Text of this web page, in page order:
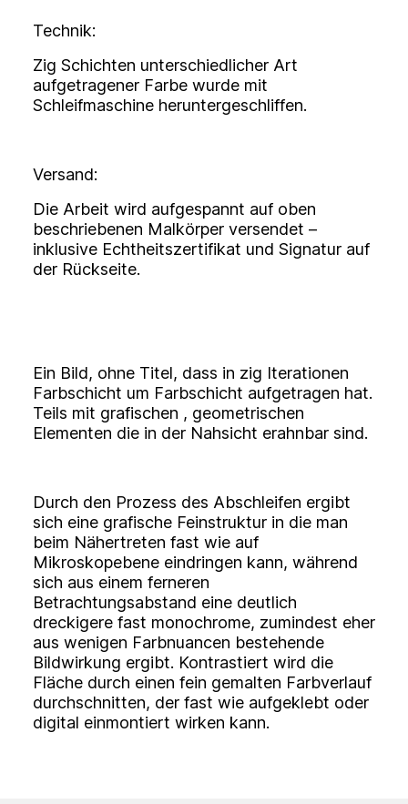
Technik:
Zig Schichten unterschiedlicher Art
aufgetragener Farbe wurde mit
Schleifmaschine heruntergeschliffen.
Versand:
Die Arbeit wird aufgespannt auf oben
beschriebenen Malkörper versendet –
inklusive Echtheitszertifikat und Signatur auf
der Rückseite.
Ein Bild, ohne Titel, dass in zig Iterationen
Farbschicht um Farbschicht aufgetragen hat.
Teils mit grafischen , geometrischen
Elementen die in der Nahsicht erahnbar sind.
Durch den Prozess des Abschleifen ergibt
sich eine grafische Feinstruktur in die man
beim Nähertreten fast wie auf
Mikroskopebene eindringen kann, während
sich aus einem ferneren
Betrachtungsabstand eine deutlich
dreckigere fast monochrome, zumindest eher
aus wenigen Farbnuancen bestehende
Bildwirkung ergibt. Kontrastiert wird die
Fläche durch einen fein gemalten Farbverlauf
durchschnitten, der fast wie aufgeklebt oder
digital einmontiert wirken kann.